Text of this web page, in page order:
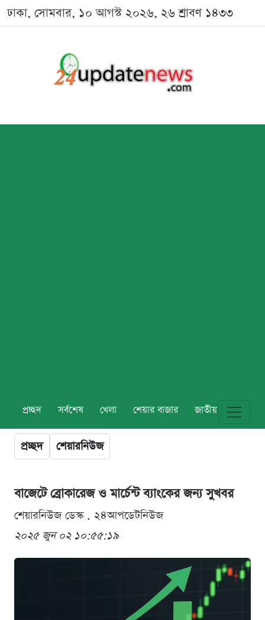
ঢাকা, সোমবার, ১০ আগস্ট ২০২৬, ২৬ শ্রাবণ ১৪৩৩
প্রচ্ছদ সর্বশেষ খেলা শেয়ার বাজার জাতীয় বিশ্ব
প্রচ্ছদ শেয়ারনিউজ
বাজেটে ব্রোকারেজ ও মার্চেন্ট ব্যাংকের জন্য সুখবর
শেয়ারনিউজ ডেস্ক . ২৪আপডেটনিউজ
২০২৫ জুন ০২ ১০:৫৫:১৯